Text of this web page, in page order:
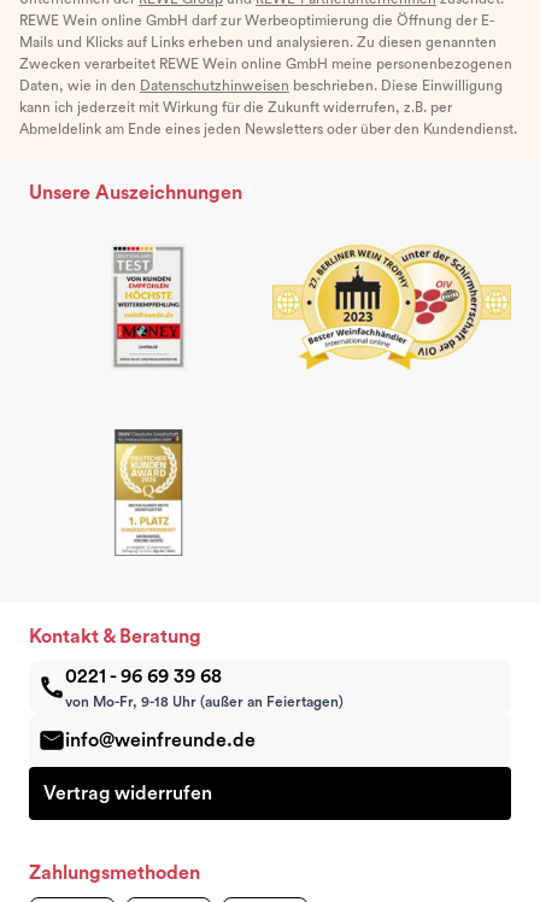
REWE Wein online GmbH darf zur Werbeoptimierung die Öffnung der E-
Mails und Klicks auf Links erheben und analysieren. Zu diesen genannten
Zwecken verarbeitet REWE Wein online GmbH meine personenbezogenen
Daten, wie in den Datenschutzhinweisen beschrieben. Diese Einwilligung
kann ich jederzeit mit Wirkung für die Zukunft widerrufen, z.B. per
Abmeldelink am Ende eines jeden Newsletters oder über den Kundendienst.
Unsere Auszeichnungen
Kontakt & Beratung
0221 - 96 69 39 68
von Mo-Fr, 9-18 Uhr (außer an Feiertagen)
info@weinfreunde.de
Vertrag widerrufen
Zahlungsmethoden